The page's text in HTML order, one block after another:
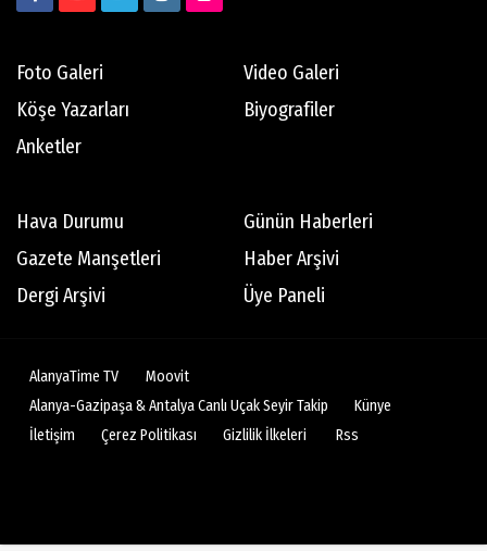
Savaşkan İlmak
Motorcunun Yol Notları
Yıl 2023 Küresel ekonominin geleceği
Abdullah Tuncer
Foto Galeri
Video Galeri
Köşe Yazarları
Biyografiler
Anketler
Hava Durumu
Günün Haberleri
Gazete Manşetleri
Haber Arşivi
Dergi Arşivi
Üye Paneli
AlanyaTime TV
Moovit
Alanya-Gazipaşa & Antalya Canlı Uçak Seyir Takip
Künye
İletişim
Çerez Politikası Gizlilik İlkeleri Rss